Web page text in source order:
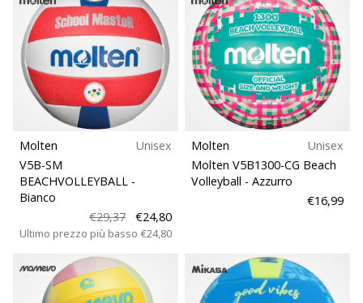
noi
come
marchio
Ambassador.
11. 8. 2022
Tempo di lettura: 2 min.
Weplayvolleyball
affiliate
Hai
Molten
Unisex
V5B-SM
BEACHVOLLEYBALL -
Bianco
€29,37
€24,80
Ultimo prezzo più basso €24,80
Molten
Unisex
Molten V5B1300-CG Beach
Volleyball - Azzurro
€16,99